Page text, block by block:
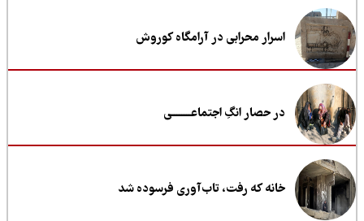
اسرار محرابی در آرامگاه کوروش
در حصار انگِ اجتماعــــــــی
خانه که رفت، تاب‌آوری فرسوده شد